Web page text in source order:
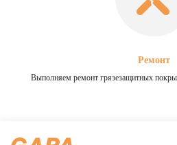
Ремонт
Выполняем ремонт грязезащитных